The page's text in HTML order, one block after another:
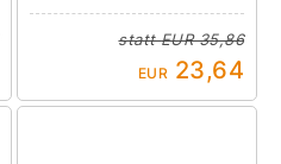
stattEUR 35,86
EUR 23,64